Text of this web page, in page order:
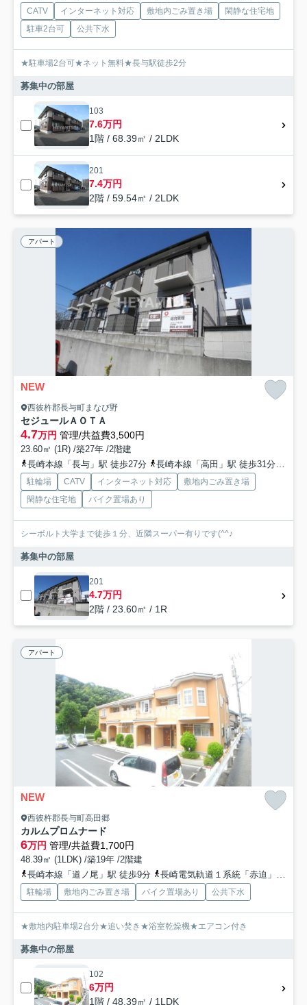
CATV インターネット対応 敷地内ごみ置き場
閑静な住宅地
駐車2台可
公共下水
★駐車場2台可★ネット無料★長与駅徒歩2分
募集中の部屋
103
7.6万円
1階 / 68.39㎡ / 2LDK
201
7.4万円
2階 / 59.54㎡ / 2LDK
アパート
NEW
西彼杵郡長与町まなび野
セジュールＡＯＴＡ
4.7万円 管理/共益費3,500円
23.60㎡ (1R) /築27年 /2階建
長崎本線「長与」駅 徒歩27分
長崎本線「高田」駅 徒歩31分
駐輪場 CATV インターネット対応
敷地内ごみ置き場
閑静な住宅地
バイク置場あり
シーボルト大学まで徒歩１分、近隣スーパー有りです(^^♪
募集中の部屋
201
4.7万円
2階 / 23.60㎡ / 1R
アパート
NEW
西彼杵郡長与町高田郷
カルムプロムナード
6万円 管理/共益費1,700円
48.39㎡ (1LDK) /築19年 /2階建
長崎本線「道ノ尾」駅 徒歩9分
長崎電気軌道１系統「赤迫」駅 徒歩18分
駐輪場 敷地内ごみ置き場 バイク置場あり 公共下水
★敷地内駐車場2台分★追い焚き★浴室乾燥機★エアコン付き
募集中の部屋
102
6万円
1階 / 48.39㎡ / 1LDK